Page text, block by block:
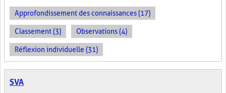
Approfondissement des connaissances (17)
Classement (3) Observations (4)
Réflexion individuelle (31)
SVA